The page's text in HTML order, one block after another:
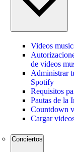
Videos
de videos
Administrar
Spotify
Requisitos
Pautas de la
Countdown
Cargar
Conciertos